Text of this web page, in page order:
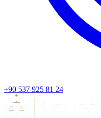
+90 537 925 81 24